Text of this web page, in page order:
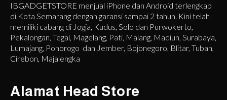
IBGADGETSTORE menjual iPhone dan Android terlengkap
di Kota Semarang dengan garansi sampai 2 tahun. Kini telah
memiliki cabang di Jogja, Kudus, Solo dan Purwokerto,
Pekalongan, Tegal, Magelang, Pati, Malang, Madiun, Surabaya,
Lumajang, Ponorogo dan Jember, Bojonegoro, Blitar, Tuban,
Cirebon, Majalengka
Alamat Head Store